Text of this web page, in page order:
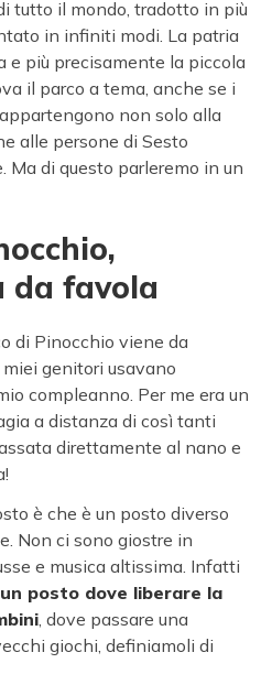
tutto il mondo, tradotto in più
in infiniti modi. La patria
e più precisamente la piccola
il parco a tema, anche se i
non solo alla
alle persone di Sesto
Ma di questo parleremo in un
da favola
di Pinocchio viene da
genitori usavano
compleanno. Per me era un
a distanza di così tanti
direttamente al nano e
è che è un posto diverso
Non ci sono giostre in
e musica altissima. Infatti
posto dove liberare la
, dove passare una
giochi, definiamoli di